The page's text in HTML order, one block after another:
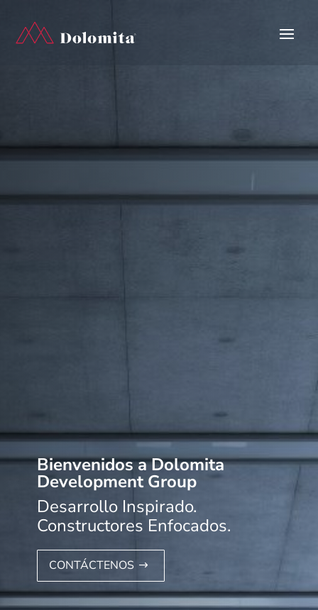
Bienvenidos a Dolomita
Development Group
Desarrollo Inspirado.
Constructores Enfocados.
CONTÁCTENOS